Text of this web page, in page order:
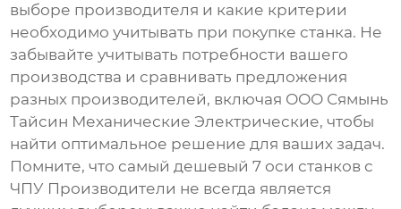
выборе производителя и какие критерии
необходимо учитывать при покупке станка. Не
забывайте учитывать потребности вашего
производства и сравнивать предложения
разных производителей, включая ООО Сямынь
Тайсин Механические Электрические, чтобы
найти оптимальное решение для ваших задач.
Помните, что самыйдешевый 7 оси станков с
ЧПУ Производители не всегда является